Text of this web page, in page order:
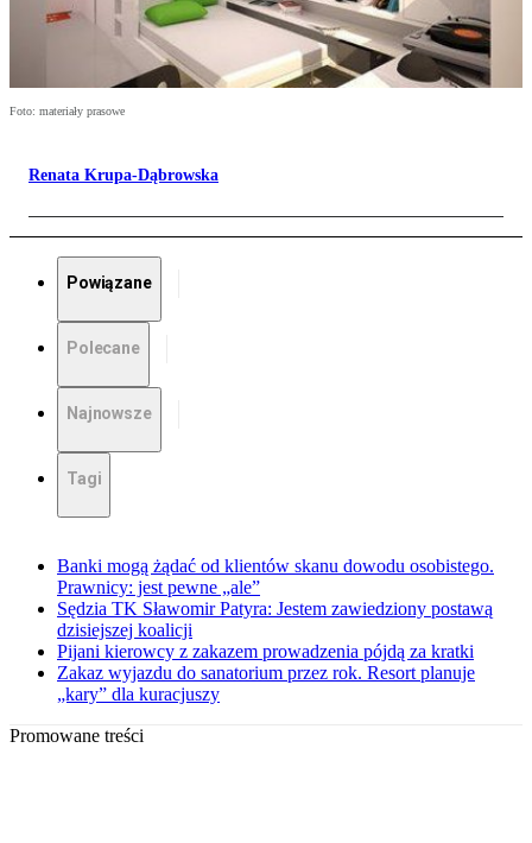
Foto: materiały prasowe
Renata Krupa-Dąbrowska
Powiązane
Polecane
Najnowsze
Tagi
Banki mogą żądać od klientów skanu dowodu osobistego.
Prawnicy: jest pewne „ale”
Sędzia TK Sławomir Patyra: Jestem zawiedziony postawą
dzisiejszej koalicji
Pijani kierowcy z zakazem prowadzenia pójdą za kratki
Zakaz wyjazdu do sanatorium przez rok. Resort planuje
„kary” dla kuracjuszy
Promowane treści